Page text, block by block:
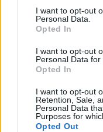
consent section.
I want to opt-out
Personal Data.
Opted In
I want to opt-out
Personal Data for
Opted In
I want to opt-out
Retention, Sale,
Personal Data
Purposes for
Opted Out
Ciekawostki
sarkazm— Sarkazm i
— Pochodzenie
Mogą Cię